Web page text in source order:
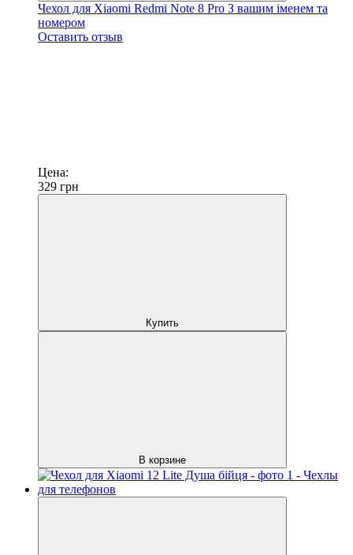
Чехол для Xiaomi Redmi Note 8 Pro З вашим іменем та
номером
Оставить отзыв
Цена:
329 грн
Купить
В корзине